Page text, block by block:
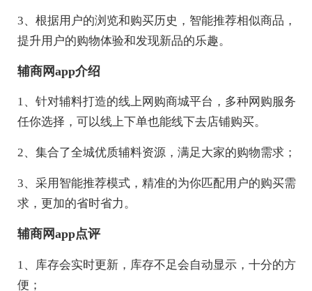
3、根据用户的浏览和购买历史，智能推荐相似商品，
提升用户的购物体验和发现新品的乐趣。
辅商网app介绍
1、针对辅料打造的线上网购商城平台，多种网购服务
任你选择，可以线上下单也能线下去店铺购买。
2、集合了全城优质辅料资源，满足大家的购物需求；
3、采用智能推荐模式，精准的为你匹配用户的购买需
求，更加的省时省力。
辅商网app点评
1、库存会实时更新，库存不足会自动显示，十分的方
便；